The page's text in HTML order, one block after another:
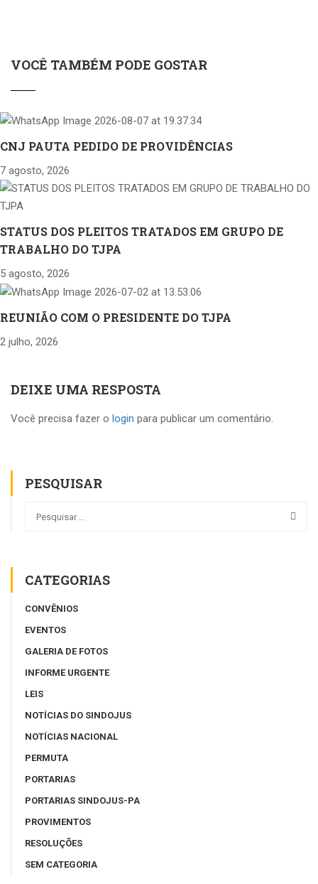
VOCÊ TAMBÉM PODE GOSTAR
CNJ PAUTA PEDIDO DE PROVIDÊNCIAS
7 agosto, 2026
STATUS DOS PLEITOS TRATADOS EM GRUPO DE
TRABALHO DO TJPA
5 agosto, 2026
REUNIÃO COM O PRESIDENTE DO TJPA
2 julho, 2026
DEIXE UMA RESPOSTA
Você precisa fazer o login para publicar um comentário.
PESQUISAR
CATEGORIAS
CONVÊNIOS
EVENTOS
GALERIA DE FOTOS
INFORME URGENTE
LEIS
NOTÍCIAS DO SINDOJUS
NOTÍCIAS NACIONAL
PERMUTA
PORTARIAS
PORTARIAS SINDOJUS-PA
PROVIMENTOS
RESOLUÇÕES
SEM CATEGORIA